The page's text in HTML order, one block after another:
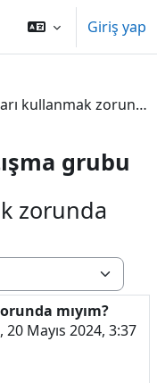
Giriş yap
Tüm araçları kullanmak zorunda mıyım?
grubu
zorunda
mıyım?
20 Mayıs 2024, 3:37